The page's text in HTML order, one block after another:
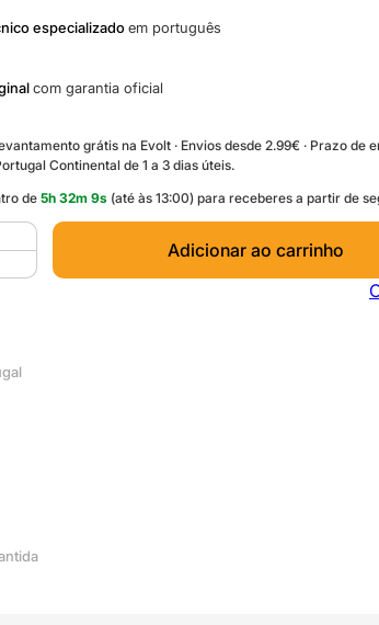
especializadoem português
com garantia oficial
grátis na Evolt · Envios desde 2.99€ · Prazo de
Continental de 1 a 3 dias úteis.
de 5h 32m 9s (até às 13:00) para receberes a partir de
Adicionar ao carrinho